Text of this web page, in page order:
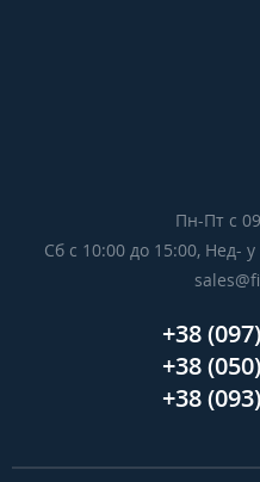
Пн-Пт с
Сб с 10:00 до 15:00, Нед-
+38
+38
+38